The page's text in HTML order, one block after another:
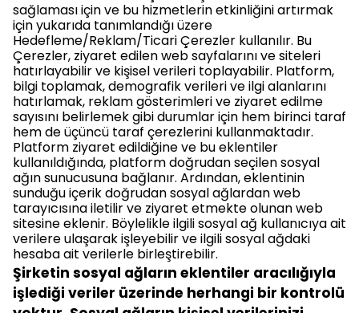
sağlaması için ve bu hizmetlerin etkinliğini artırmak
için yukarıda tanımlandığı üzere
Hedefleme/Reklam/Ticari Çerezler kullanılır. Bu
Çerezler, ziyaret edilen web sayfalarını ve siteleri
hatırlayabilir ve kişisel verileri toplayabilir. Platform,
bilgi toplamak, demografik verileri ve ilgi alanlarını
hatırlamak, reklam gösterimleri ve ziyaret edilme
sayısını belirlemek gibi durumlar için hem birinci taraf
hem de üçüncü taraf çerezlerini kullanmaktadır.
Platform ziyaret edildiğine ve bu eklentiler
kullanıldığında, platform doğrudan seçilen sosyal
ağın sunucusuna bağlanır. Ardından, eklentinin
sunduğu içerik doğrudan sosyal ağlardan web
tarayıcısına iletilir ve ziyaret etmekte olunan web
sitesine eklenir. Böylelikle ilgili sosyal ağ kullanıcıya ait
verilere ulaşarak işleyebilir ve ilgili sosyal ağdaki
hesaba ait verilerle birleştirebilir.
Şirketin sosyal ağların eklentiler aracılığıyla
işlediği veriler üzerinde herhangi bir kontrolü